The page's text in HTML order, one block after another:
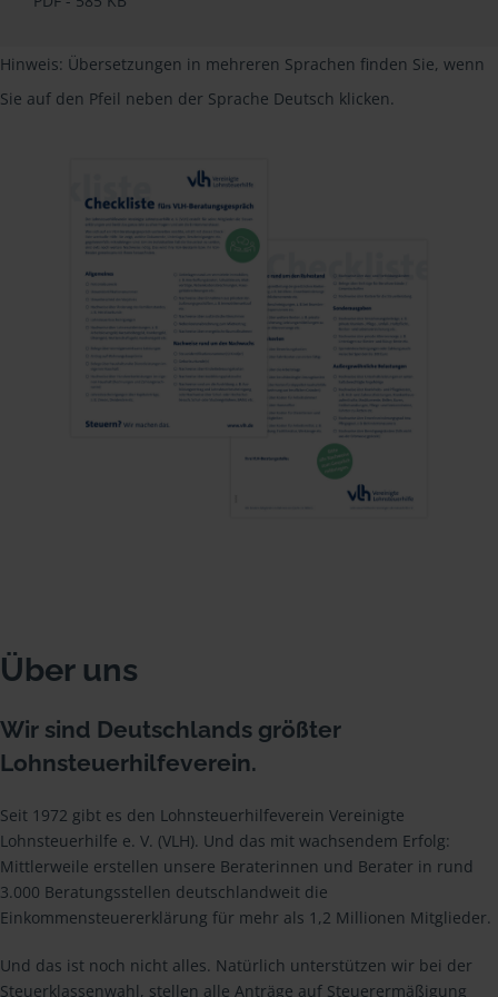
Hinweis: Übersetzungen in mehreren Sprachen finden Sie, wenn
Sie auf den Pfeil neben der Sprache Deutsch klicken.
Über uns
Wir sind Deutschlands größter
Lohnsteuerhilfeverein.
Seit 1972 gibt es den Lohnsteuerhilfeverein Vereinigte
Lohnsteuerhilfe e. V. (VLH). Und das mit wachsendem Erfolg:
Mittlerweile erstellen unsere Beraterinnen und Berater in rund
3.000 Beratungsstellen deutschlandweit die
Einkommensteuererklärung für mehr als 1,2 Millionen Mitglieder.
Und das ist noch nicht alles. Natürlich unterstützen wir bei der
Steuerklassenwahl, stellen alle Anträge auf Steuerermäßigung